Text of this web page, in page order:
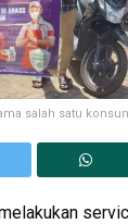
salah satu